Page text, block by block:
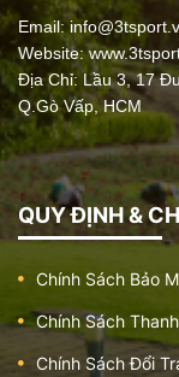
Giá:
Email:
Website:
Địa Chỉ: Lầu 3, 17
Q.Gò Vấp, HCM
QUY ĐỊNH &
Chính Sách Bảo
Chính Sách
Chính Sách Đổi